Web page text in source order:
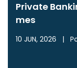
Private
mes
10 JUN, 2026 |